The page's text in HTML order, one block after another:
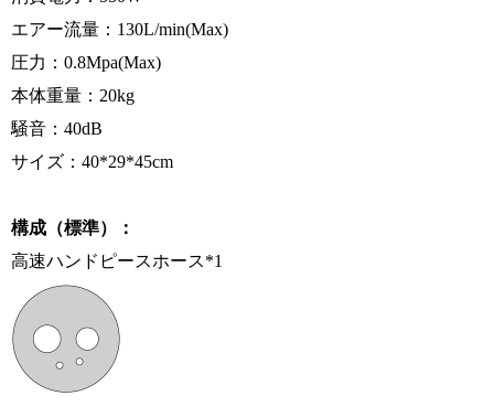
エアー流量：130L/min(Max)
圧力：0.8Mpa(Max)
本体重量：20kg
騒音：40dB
サイズ：40*29*45cm
構成（標準）：
高速ハンドピースホース*1